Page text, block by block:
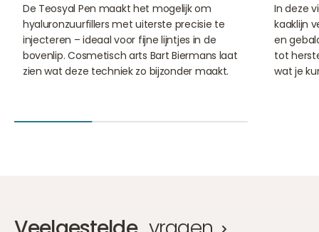
De Teosyal Pen maakt het mogelijk om
hyaluronzuurfillers met uiterste precisie te
injecteren – ideaal voor fijne lijntjes in de
bovenlip. Cosmetisch arts Bart Biermans laat
zien wat deze techniek zo bijzonder maakt.
In deze
kaaklijn
en
tot
wat je